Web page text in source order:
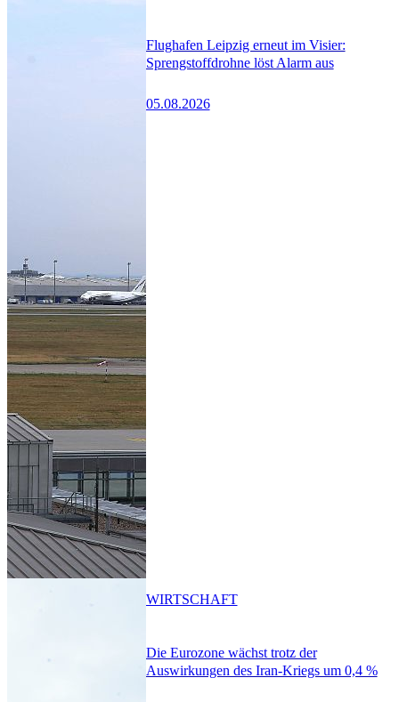
Flughafen Leipzig erneut im Visier:
Sprengstoffdrohne löst Alarm aus
05.08.2026
Die Eurozone wächst trotz der
Auswirkungen des Iran-Kriegs um 0,4 %
WIRTSCHAFT